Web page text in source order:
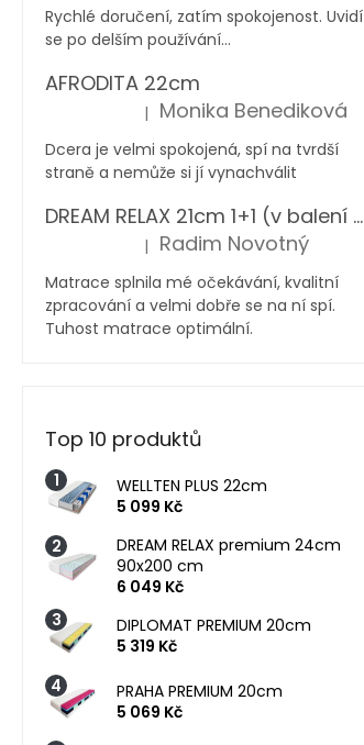
Rychlé doručení, zatím spokojenost. Uvidí
se po delším používání...
AFRODITA 22cm
Hodnocení produktu je 5 z 5 hvězdiček.
| Monika Benediková
Dcera je velmi spokojená, spí na tvrdší
straně a nemůže si jí vynachválit
DREAM RELAX 21cm 1+1 (v balení 2 ks)
Hodnocení produktu je 5 z 5 hvězdiček.
| Radim Novotný
Matrace splnila mé očekávání, kvalitní
zpracování a velmi dobře se na ní spí.
Tuhost matrace optimální.
Top 10 produktů
WELLTEN PLUS 22cm
5 099 Kč
DREAM RELAX premium 24cm
90x200 cm
6 049 Kč
DIPLOMAT PREMIUM 20cm
5 319 Kč
PRAHA PREMIUM 20cm
5 069 Kč